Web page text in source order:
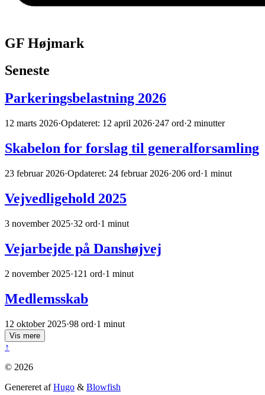
GF Højmark
Seneste
Parkeringsbelastning 2026
12 marts 2026·Opdateret: 12 april 2026·247 ord·2 minutter
Skabelon for forslag til generalforsamling
23 februar 2026·Opdateret: 24 februar 2026·206 ord·1 minut
Vejvedligehold 2025
3 november 2025·32 ord·1 minut
Vejarbejde på Danshøjvej
2 november 2025·121 ord·1 minut
Medlemsskab
12 oktober 2025·98 ord·1 minut
Vis mere
↑
© 2026
Genereret afHugo & Blowfish